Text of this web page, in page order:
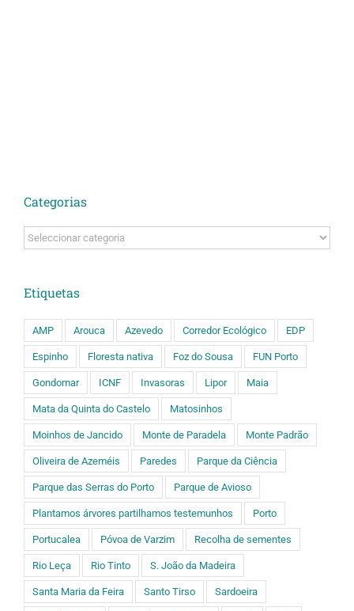
Categorias
Categorias
Etiquetas
AMP Arouca Azevedo Corredor Ecológico EDP
Espinho Floresta nativa Foz do Sousa FUN Porto
Gondomar ICNF Invasoras Lipor Maia
Mata da Quinta do Castelo Matosinhos
Moinhos de Jancido Monte de Paradela Monte Padrão
Oliveira de Azeméis Paredes Parque da Ciência
Parque das Serras do Porto Parque de Avioso
Plantamos árvores partilhamos testemunhos Porto
Portucalea Póvoa de Varzim Recolha de sementes
Rio Leça Rio Tinto S. João da Madeira
Santa Maria da Feira Santo Tirso Sardoeira